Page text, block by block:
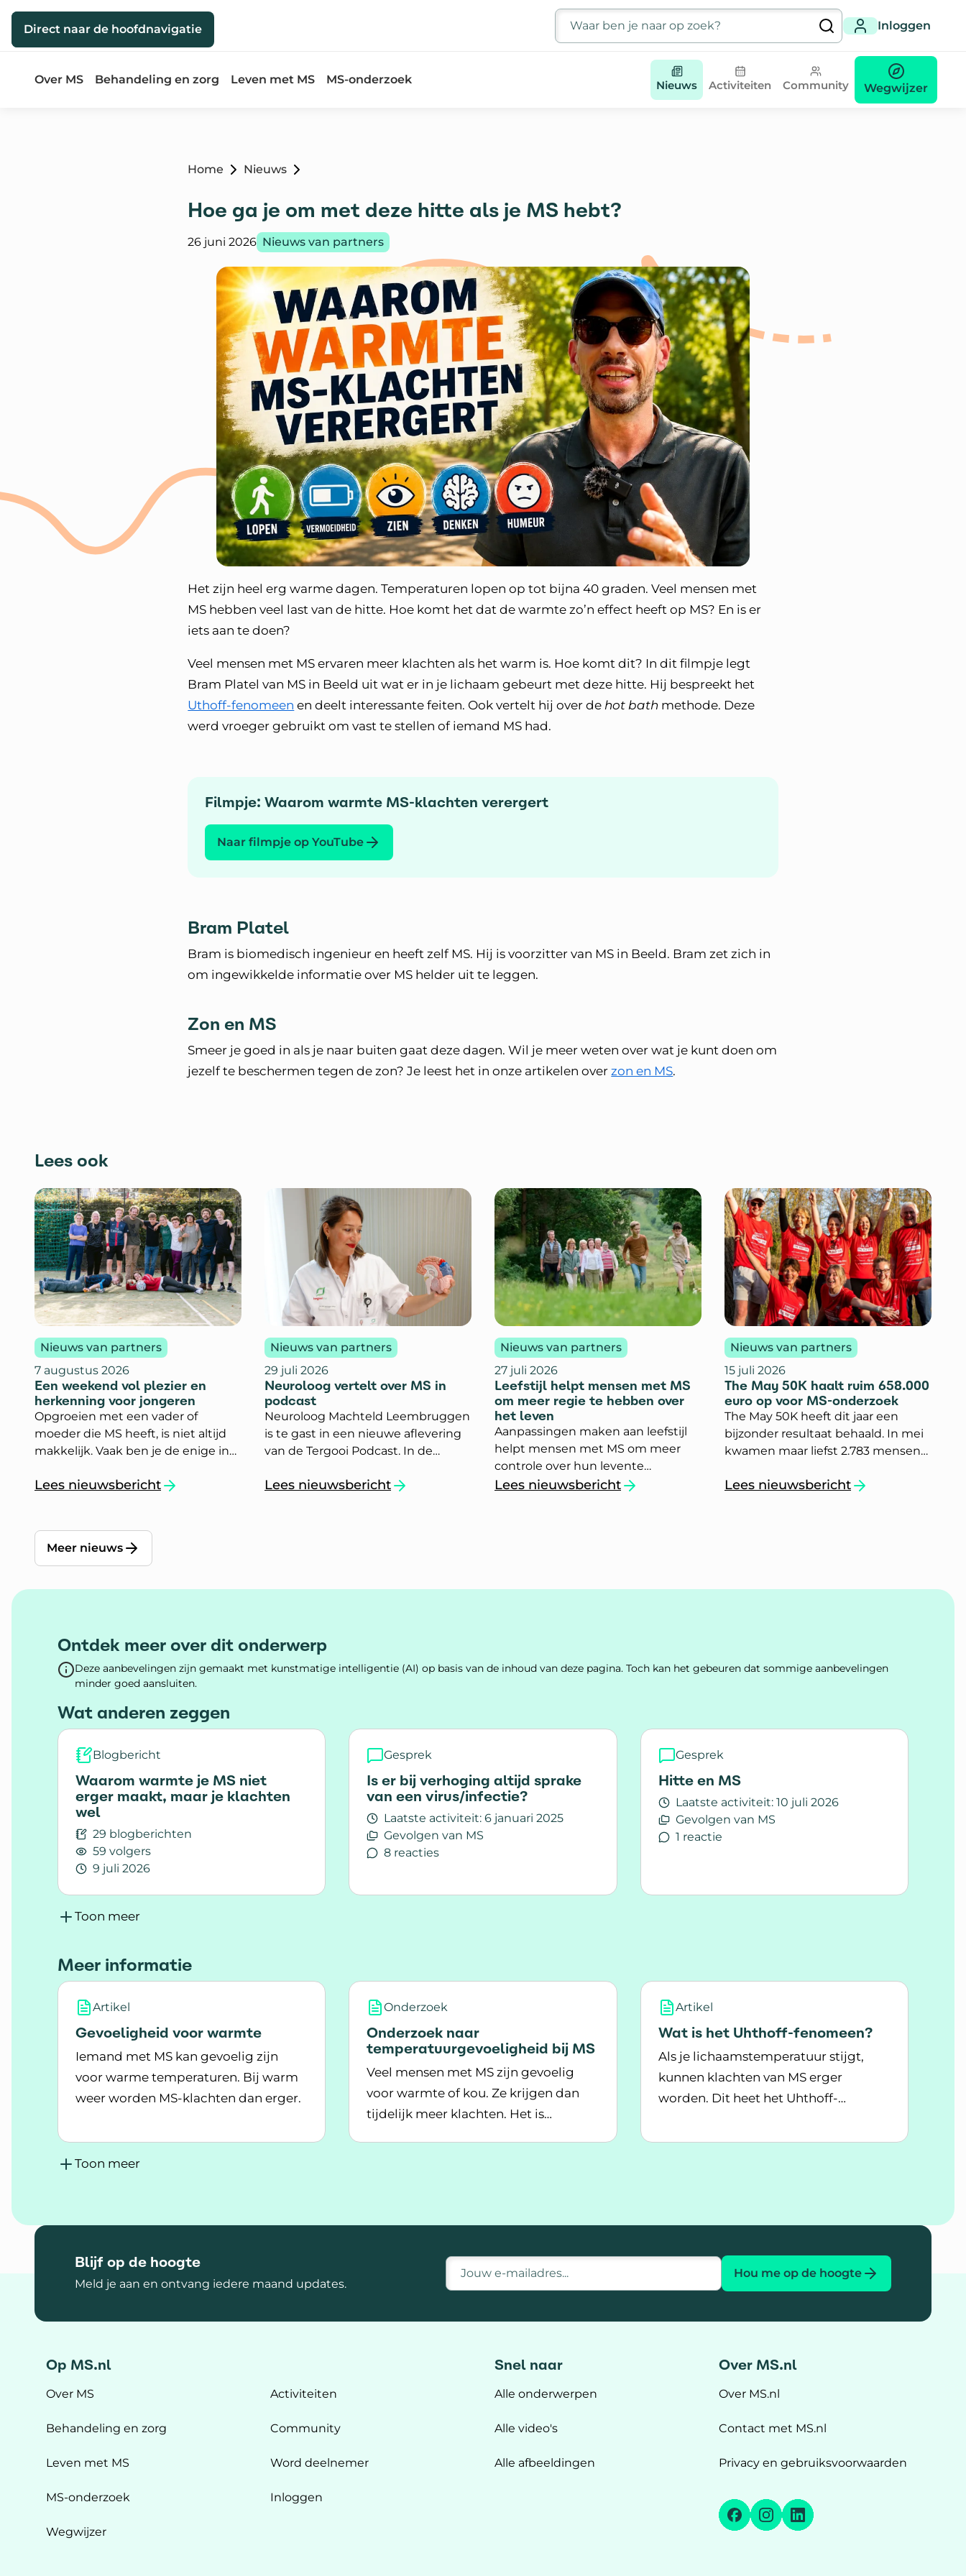
Direct naar de inhoud
Direct naar de hoofdnavigatie
Zoeken
Inloggen
Over MS Behandeling en zorg Leven met MS MS-onderzoek Nieuws Activiteiten Community Wegwijzer
Home Nieuws
Hoe ga je om met deze hitte als je MS hebt?
Gepubliceerd op:
26 juni 2026 Categorie:
Nieuws van partners
Het zijn heel erg warme dagen. Temperaturen lopen op tot bijna 40 graden. Veel mensen met
MS hebben veel last van de hitte. Hoe komt het dat de warmte zo’n effect heeft op MS? En is er
iets aan te doen?
Veel mensen met MS ervaren meer klachten als het warm is. Hoe komt dit? In dit filmpje legt
Bram Platel van MS in Beeld uit wat er in je lichaam gebeurt met deze hitte. Hij bespreekt het
Uthoff-fenomeen en deelt interessante feiten. Ook vertelt hij over dehot bath methode. Deze
werd vroeger gebruikt om vast te stellen of iemand MS had.
Filmpje: Waarom warmte MS-klachten verergert
Naar filmpje op YouTube
Bram Platel
Bram is biomedisch ingenieur en heeft zelf MS. Hij is voorzitter van MS in Beeld. Bram zet zich in
om ingewikkelde informatie over MS helder uit te leggen.
Zon en MS
Smeer je goed in als je naar buiten gaat deze dagen. Wil je meer weten over wat je kunt doen om
jezelf te beschermen tegen de zon? Je leest het in onze artikelen overzon en MS.
Lees ook
Nieuws van partners
7 augustus 2026
Een weekend vol plezier en
herkenning voor jongeren
Opgroeien met een vader of
moeder die MS heeft, is niet altijd
makkelijk. Vaak ben je de enige in
ouder met een chronische ziekte.
Lees nieuwsbericht
`Een weekend vol plezier en herkenning voor jongeren`
Nieuws van partners
29 juli 2026
Neuroloog vertelt over MS in
podcast
Neuroloog Machteld Leembruggen
is te gast in een nieuwe aflevering
van de Tergooi Podcast. In de
Medisch Centrum staat iedere
behandelingen er zijn en wat de
Lees nieuwsbericht
`Neuroloog vertelt over MS in podcast`
Nieuws van partners
27 juli 2026
Leefstijl helpt mensen met MS
om meer regie te hebben over
het leven
Aanpassingen maken aan leefstijl
helpt mensen met MS om meer
controle over hun levente
krijgen. Dit blijkt uit een onderzoek
Lees nieuwsbericht
`Leefstijl helpt mensen met MS om meer regie te hebben over het
Nieuws van partners
15 juli 2026
The May 50K haalt ruim 658.000
euro op voor MS-onderzoek
The May 50K heeft dit jaar een
bijzonder resultaat behaald. In mei
kwamen maar liefst 2.783 mensen
Samen haalden zij 658.282 euro op.
Lees nieuwsbericht
`The May 50K haalt ruim 658.000
Meer nieuws
Ontdek meer over dit onderwerp
Deze aanbevelingen zijn gemaakt met kunstmatige intelligentie (AI) op basis van de inhoud van deze pagina. Toch kan het gebeuren dat sommige aanbevelingen
minder goed aansluiten.
Wat anderen zeggen
Blogbericht
Waarom warmte je MS niet
erger maakt, maar je klachten
wel
29 blogberichten
59 volgers
9 juli 2026
Lees meer over Waarom warmte je MS niet erger maakt, maar je klachten wel
Gesprek
Is er bij verhoging altijd sprake
van een virus/infectie?
Laatste activiteit: 6 januari 2025
Gevolgen van MS
8 reacties
Gesprek
Hitte en MS
Laatste activiteit:10 juli 2026
Gevolgen van MS
1 reactie
Toon meer
Meer informatie
Artikel
Gevoeligheid voor warmte
Iemand met MS kan gevoelig zijn
voor warme temperaturen. Bij warm
weer worden MS-klachten dan erger.
Onderzoek
Onderzoek naar
temperatuurgevoeligheid bij MS
Veel mensen met MS zijn gevoelig
voor warmte of kou. Ze krijgen dan
tijdelijk meer klachten. Het is
Lees meer over Onderzoek naar temperatuurgevoeligheid bij MS
Artikel
Wat is het Uhthoff-fenomeen?
Als je lichaamstemperatuur stijgt,
kunnen klachten van MS erger
worden. Dit heet het Uhthoff-
Toon meer
Blijf op de hoogte
Meld je aan en ontvang iedere maand updates.
E-mailadres
Hou me op de hoogte
Op MS.nl
Over MS
Behandeling en zorg
Leven met MS
MS-onderzoek
Wegwijzer
Activiteiten
Community
Word deelnemer
Inloggen
Snel naar
Alle onderwerpen
Alle video's
Alle afbeeldingen
Over MS.nl
Over MS.nl
Contact met MS.nl
Privacy en gebruiksvoorwaarden
FacebookInstagram
LinkedIn